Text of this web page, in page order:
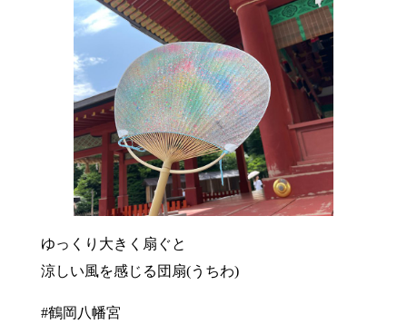
ゆっくり大きく扇ぐと
涼しい風を感じる団扇(うちわ)
#鶴岡八幡宮